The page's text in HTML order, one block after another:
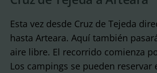
Esta vez desde Cruz de Tejeda
hasta Arteara. Aquí también
aire libre. El recorrido comienza
Los campings se pueden reservar